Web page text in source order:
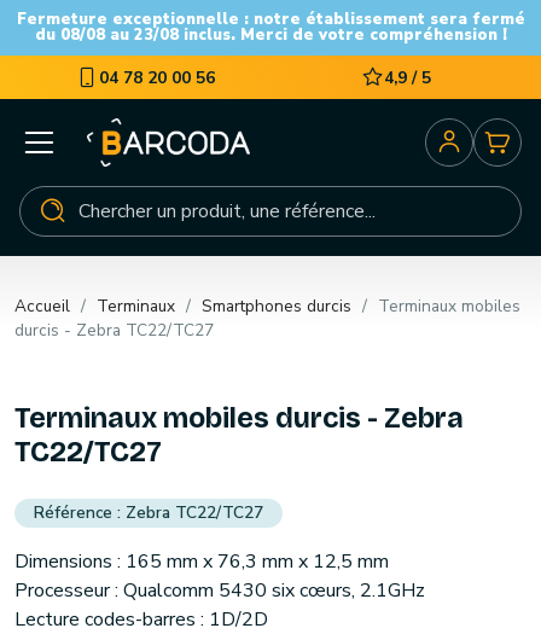
Fermeture exceptionnelle : notre établissement sera fermé
du 08/08 au 23/08 inclus. Merci de votre compréhension !
04 78 20 00 56 4,9 / 5
Accueil Terminaux Smartphones durcis
Terminaux mobiles
durcis - Zebra TC22/TC27
Terminaux mobiles durcis - Zebra
TC22/TC27
Zebra TC22/TC27
Dimensions : 165 mm x 76,3 mm x 12,5 mm
Processeur : Qualcomm 5430 six cœurs, 2.1GHz
Lecture codes-barres : 1D/2D